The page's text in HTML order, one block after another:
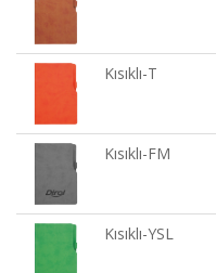
Kısıklı-T
Kısıklı-FM
Kısıklı-YSL